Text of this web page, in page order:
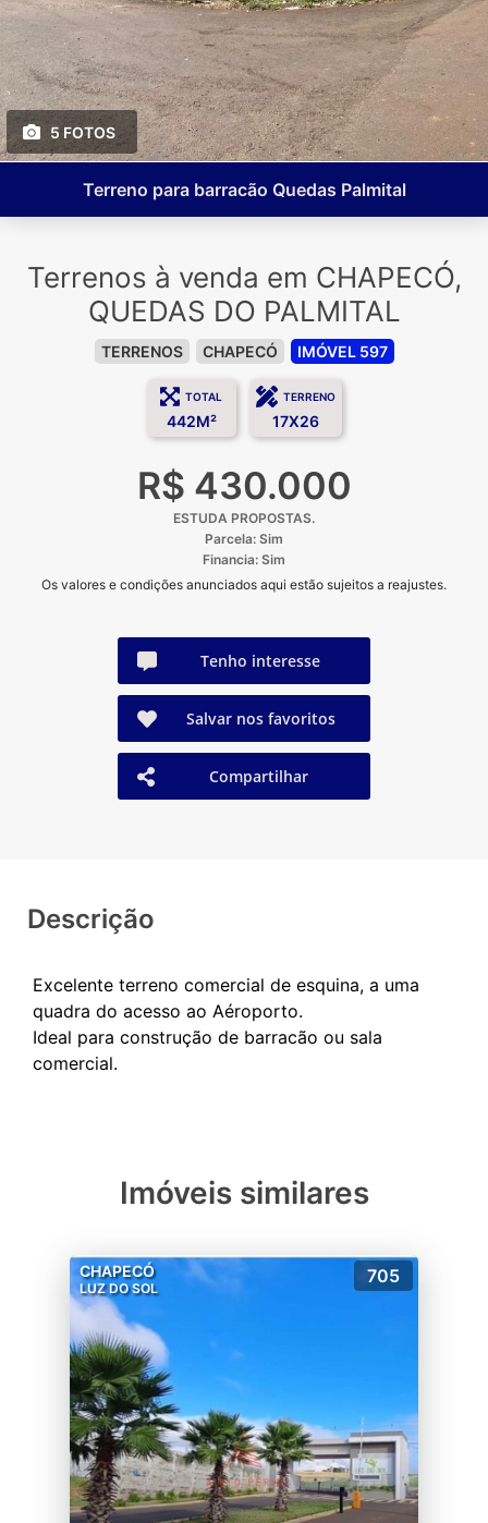
5 FOTOS
Terreno para barracão Quedas Palmital
Terrenos à venda em CHAPECÓ,
QUEDAS DO PALMITAL
TERRENOS CHAPECÓ IMÓVEL 597
TOTAL
442M²
TERRENO
17X26
R$ 430.000
ESTUDA PROPOSTAS.
Parcela: Sim
Financia: Sim
Os valores e condições anunciados aqui estão sujeitos a reajustes.
Tenho interesse
Salvar nos favoritos
Compartilhar
Descrição
Excelente terreno comercial de esquina, a uma
quadra do acesso ao Aéroporto.
Ideal para construção de barracão ou sala
Imóveis similares
CHAPECÓ
LUZ DO SOL
705